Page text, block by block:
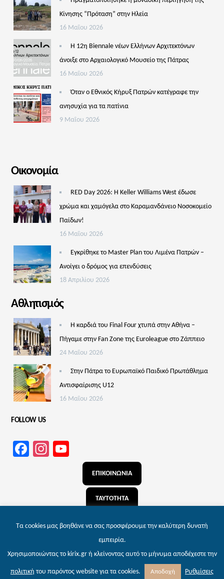
Κίνησης “Πρόταση” στην Ηλεία
16 Μαΐου 2026
Η 12η Biennale νέων Ελλήνων Αρχιτεκτόνων
άνοιξε στο Αρχαιολογικό Μουσείο της Πάτρας
16 Μαΐου 2026
Όταν ο Εθνικός Κήρυξ Πατρών κατέγραφε την
ανησυχία για τα πατίνια
9 Μαΐου 2026
Οικονομία
RED Day 2026: Η Keller Williams West έδωσε
χρώμα και χαμόγελα στο Καραμανδάνειο Νοσοκομείο
Παίδων!
16 Μαΐου 2026
Εγκρίθηκε το Master Plan του Λιμένα Πατρών –
Aνοίγει ο δρόμος για επενδύσεις
18 Απριλίου 2026
Αθλητισμός
Η καρδιά του Final Four χτυπά στην Αθήνα –
Πήγαμε στην Fan Zone της Euroleague στο Ζάππειο
24 Μαΐου 2026
Στην Πάτρα το Ευρωπαϊκό Παιδικό Πρωτάθλημα
Αντισφαίρισης U12
16 Μαΐου 2026
FOLLOW US
Facebook
Instagram
Channel
ΕΠΙΚΟΙΝΩΝΙΑ
ΤΑΥΤΟΤΗΤΑ
Τα cookies μας βοηθάνε να σας προσφέρουμε την καλύτερη δυνατή
εμπειρία.
Χρησιμοποιώντας το kirix.gr ή κλείνοντας αυτό το μήνυμα αποδέχεστε την
πολιτική του παρόντος website για τα cookies. Αποδοχή Ρυθμίσεις